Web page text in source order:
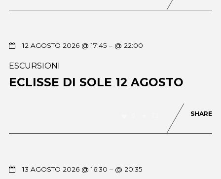
12 AGOSTO 2026 @ 17:45 – @ 22:00
ESCURSIONI
ECLISSE DI SOLE 12 AGOSTO
SHARE
13 AGOSTO 2026 @ 16:30 – @ 20:35